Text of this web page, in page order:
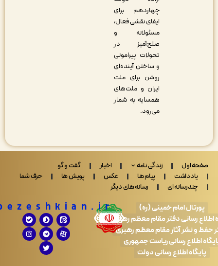
چهاردهم برای
ایفای نقشی فعال،
مسئولانه و
صلح‌آمیز در
تحولات پیرامونی
و ساختن آینده‌ای
روشن برای ملت
ایران و ملت‌های
همسایه به شمار
اول زندگی نامه اخبار
گفت و گو
پیام ها عکس پویش ها
حرف شما
ای
رسانه های دیگر
امام خمینی (ره)
رسانی دفتر مقام معظم رهبری
آثار مقام معظم رهبری
رسانی ریاست جمهوری
اطلاع رسانی دولت
Drpezeshkian.ir